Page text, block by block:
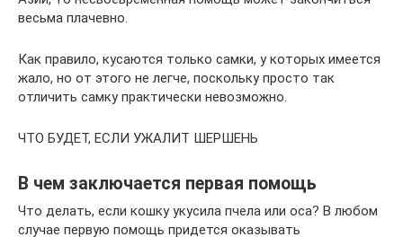
весьма плачевно.
Как правило, кусаются только самки, у которых имеется
жало, но от этого не легче, поскольку просто так
отличить самку практически невозможно.
ЧТО БУДЕТ, ЕСЛИ УЖАЛИТ ШЕРШЕНЬ
В чем заключается первая помощь
Что делать, если кошку укусила пчела или оса? В любом
случае первую помощь придется оказывать